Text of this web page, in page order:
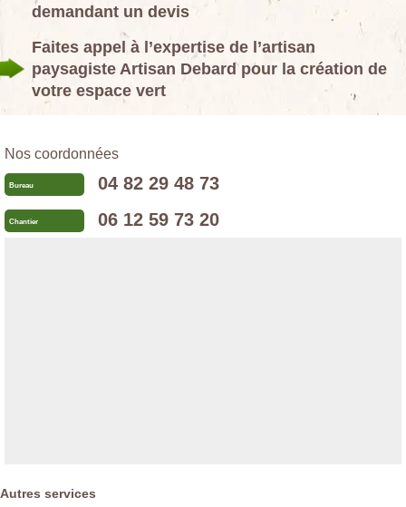
demandant un devis
Faites appel à l’expertise de l’artisan
paysagiste Artisan Debard pour la création de
votre espace vert
Nos coordonnées
Bureau 04 82 29 48 73
Chantier 06 12 59 73 20
Autres services